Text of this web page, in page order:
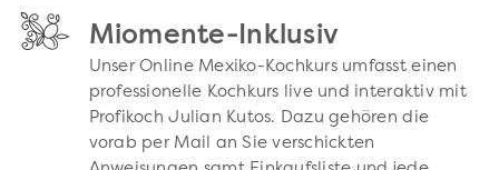
Miomente-Inklusiv
Unser Online Mexiko-Kochkurs umfasst einen
professionelle Kochkurs live und interaktiv mit
Profikoch Julian Kutos. Dazu gehören die
vorab per Mail an Sie verschickten